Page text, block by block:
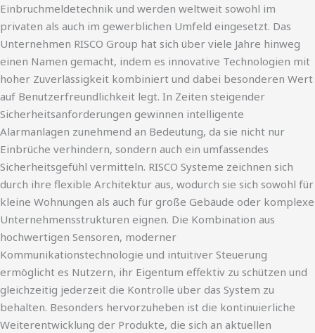
Einbruchmeldetechnik und werden weltweit sowohl im
privaten als auch im gewerblichen Umfeld eingesetzt. Das
Unternehmen RISCO Group hat sich über viele Jahre hinweg
einen Namen gemacht, indem es innovative Technologien mit
hoher Zuverlässigkeit kombiniert und dabei besonderen Wert
auf Benutzerfreundlichkeit legt. In Zeiten steigender
Sicherheitsanforderungen gewinnen intelligente
Alarmanlagen zunehmend an Bedeutung, da sie nicht nur
Einbrüche verhindern, sondern auch ein umfassendes
Sicherheitsgefühl vermitteln. RISCO Systeme zeichnen sich
durch ihre flexible Architektur aus, wodurch sie sich sowohl für
kleine Wohnungen als auch für große Gebäude oder komplexe
Unternehmensstrukturen eignen. Die Kombination aus
hochwertigen Sensoren, moderner
Kommunikationstechnologie und intuitiver Steuerung
ermöglicht es Nutzern, ihr Eigentum effektiv zu schützen und
gleichzeitig jederzeit die Kontrolle über das System zu
behalten. Besonders hervorzuheben ist die kontinuierliche
Weiterentwicklung der Produkte, die sich an aktuellen